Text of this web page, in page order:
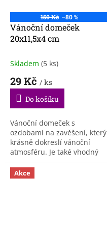
150 Kč –80 %
Vánoční domeček
20x11,5x4 cm
Skladem (5 ks)
29 Kč / ks
Do košíku
Vánoční domeček s
ozdobami na zavěšení, který
krásně dokreslí vánoční
atmosféru. Je také vhodný
jako nádherný dárek pro
vaše blízké.
Akce